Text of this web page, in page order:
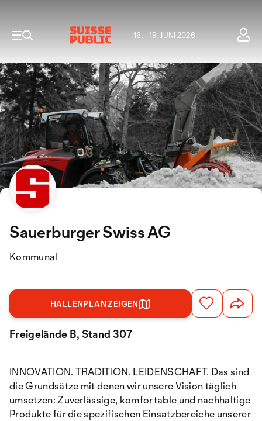
16. - 19. JUNI 2026
Sauerburger Swiss AG
Kommunal
HALLENPLAN ZEIGEN
Freigelände B, Stand 307
INNOVATION. TRADITION. LEIDENSCHAFT. Das sind
die Grundsätze mit denen wir unsere Vision täglich
umsetzen: Zuverlässige, komfortable und nachhaltige
Produkte für die spezifischen Einsatzbereiche unserer